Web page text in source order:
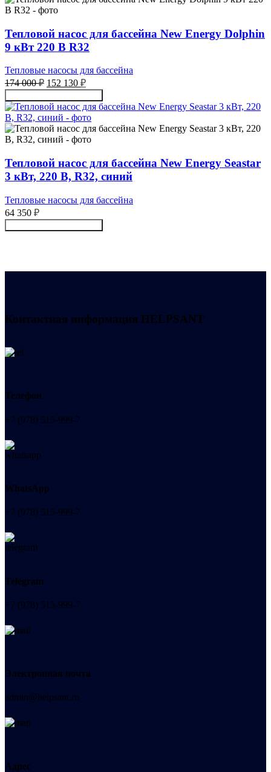
Тепловой насос для бассейна New Energy Dolphin
9 кВт 220 В R32
Тепловые насосы для бассейна
174 000₽ Первоначальная
цена
составляла
174
000 ₽.
152 130 ₽Текущая
цена:
152
130 ₽.
Тепловой насос для бассейна New Energy Seastar
3 кВт, 220 В, R32, синий
Тепловые насосы для бассейна
64 350 ₽
Контактная информация HELPSANT
Телефон
+7 (978) 515-999-7
WhatsApp
+7 (978) 515-999-7
Telegram
+7 (978) 515-999-7
Электронная почта
admin@helpsant.ru
Адрес